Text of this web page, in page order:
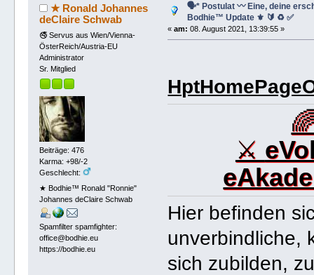
★ Ronald Johannes
deClaire Schwab
🚭 Servus aus Wien/Vienna-
ÖsterReich/Austria-EU
Administrator
Sr. Mitglied
Beiträge: 476
Karma: +98/-2
Geschlecht:
★ Bodhie™ Ronald "Ronnie"
Johannes deClaire Schwab
Spamfilter spamfighter:
office@bodhie.eu
https://bodhie.eu
🗣* Postulat 〰 Eine, deine
Bodhie™ Update ⚜️ 🔰 ♻️ ✅
«am: 08. August 2021, 13:39:55 »
⚔
Hier befinden
unverbindliche,
sich zubilden,